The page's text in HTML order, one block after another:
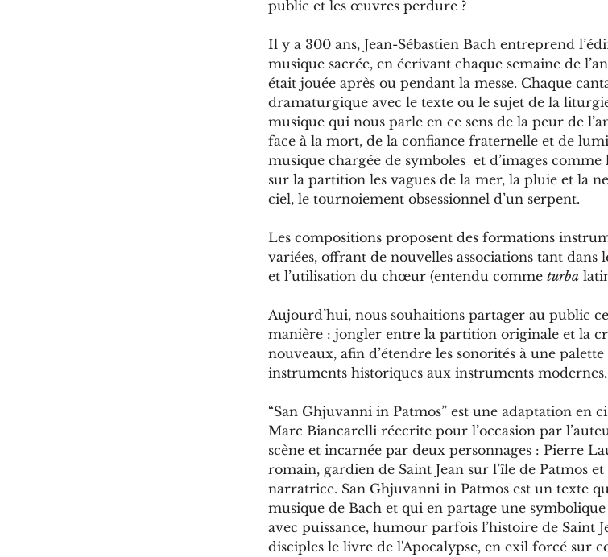
public et les œuvres perdure ?
Il y a 300 ans, Jean-Sébastien Bach entreprend
musique sacrée, en écrivant chaque semaine de
était jouée après ou pendant la messe. Chaque
dramaturgique avec le texte ou le sujet de la
musique qui nous parle en ce sens de la peur de
face à la mort, de la confiance fraternelle et de
musique chargée de symboles  et d’images
sur la partition les vagues de la mer, la pluie et la
ciel, le tournoiement obsessionnel d’un serpent.
Les compositions proposent des formations
variées, offrant de nouvelles associations tant dans
et l’utilisation du chœur (entendu comme turba
Aujourd’hui, nous souhaitions partager au public
manière : jongler entre la partition originale et la
nouveaux, afin d’étendre les sonorités à une
instruments historiques aux instruments modernes.
“San Ghjuvanni in Patmos” est une adaptation en
Marc Biancarelli réecrite pour l’occasion par
scène et incarnée par deux personnages : Pierre
romain, gardien de Saint Jean sur l’île de Patmos
narratrice. San Ghjuvanni in Patmos est un texte
musique de Bach et qui en partage une
avec puissance, humour parfois l’histoire de Saint
disciples le livre de l'Apocalypse, en exil forcé sur